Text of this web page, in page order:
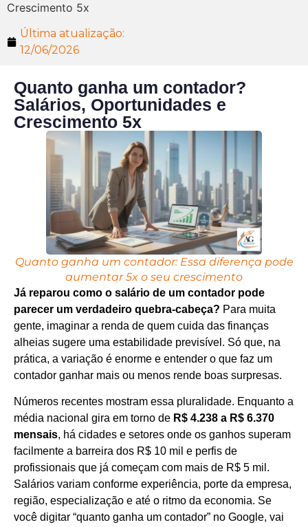
Crescimento 5x
Última atualização:
12/06/2026
Quanto ganha um contador?
Salários, Oportunidades e
Crescimento 5x
Quanto ganha um contador: Essa diferença pode
aumentar 5x o seu crescimento
Já reparou como o salário de um contador pode
parecer um verdadeiro quebra-cabeça? Para muita
gente, imaginar a renda de quem cuida das finanças
alheias sugere uma estabilidade previsível. Só que, na
prática, a variação é enorme e entender o que faz um
contador ganhar mais ou menos rende boas surpresas.
Números recentes mostram essa pluralidade. Enquanto a
média nacional gira em torno de R$ 4.238 a R$ 6.370
mensais, há cidades e setores onde os ganhos superam
facilmente a barreira dos R$ 10 mil e perfis de
profissionais que já começam com mais de R$ 5 mil.
Salários variam conforme experiência, porte da empresa,
região, especialização e até o ritmo da economia. Se
você digitar “quanto ganha um contador” no Google, vai